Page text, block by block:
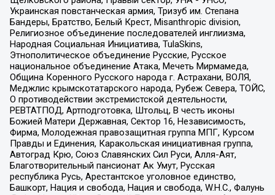
Украинская повстанческая армия, Тризуб им. Степана
Бандеры, Братство, Белый Крест, Misanthropic division,
Религиозное объединение последователей инглиизма,
Народная Социальная Инициатива, TulaSkins,
Этнополитическое объединение Русские, Русское
национальное объединение Атака, Мечеть Мирмамеда,
Община Коренного Русского народа г. Астрахани, ВОЛЯ,
Меджлис крымскотатарского народа, Рубеж Севера, ТОЙС,
О противодействии экстремистской деятельности,
РЕВТАТПОД, Артподготовка, Штольц, В честь иконы
Божией Матери Державная, Сектор 16, Независимость,
Фирма, Молодежная правозащитная группа МПГ, Курсом
Правды и Единения, Каракольская инициативная группа,
Автоград Крю, Союз Славянских Сил Руси, Алля-Аят,
Благотворительный пансионат Ак Умут, Русская
республика Русь, Арестантское уголовное единство,
Башкорт, Нация и свобода, Нация и свобода, W.H.С., Фалунь